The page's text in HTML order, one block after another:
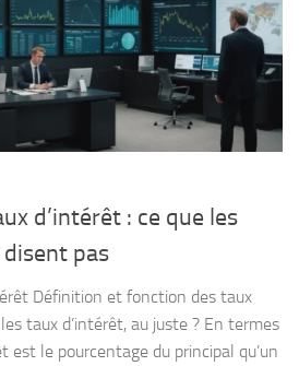
d’intérêt : ce que les
pas
Définition et fonction des taux
taux d’intérêt, au juste ? En termes
est le pourcentage du principal qu’un